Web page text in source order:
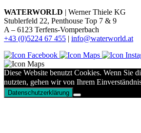
WATERWORLD | Werner Thiele KG
Stublerfeld 22, Penthouse Top 7 & 9
A – 6123 Terfens-Vomperbach
+43 (0)5224 67 455 | info@waterworld.at
Diese Website benutzt Cookies. Wenn Sie
nutzten, gehen wir von Ihrem
Datenschutzerklärung